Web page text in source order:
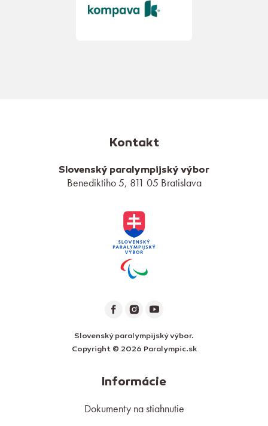
Kontakt
Slovenský paralympijský výbor
Benediktiho 5, 811 05 Bratislava
Slovenský paralympijský výbor.
Copyright © 2026 Paralympic.sk
Informácie
Dokumenty na stiahnutie